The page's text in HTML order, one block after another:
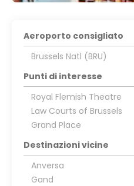
Aeroporto consigliato
Brussels Natl (BRU)
Punti di interesse
Royal Flemish Theatre
Law Courts of Brussels
Grand Place
Destinazioni vicine
Anversa
Gand